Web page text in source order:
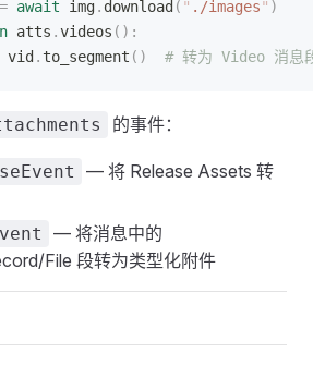
= await img. download ( " ./images" )
atts .videos ():
vid . to_segment ()
# 转为 Video 消息
的事件：
— 将 Release Assets 转
— 将消息中的
File 段转为类型化附件